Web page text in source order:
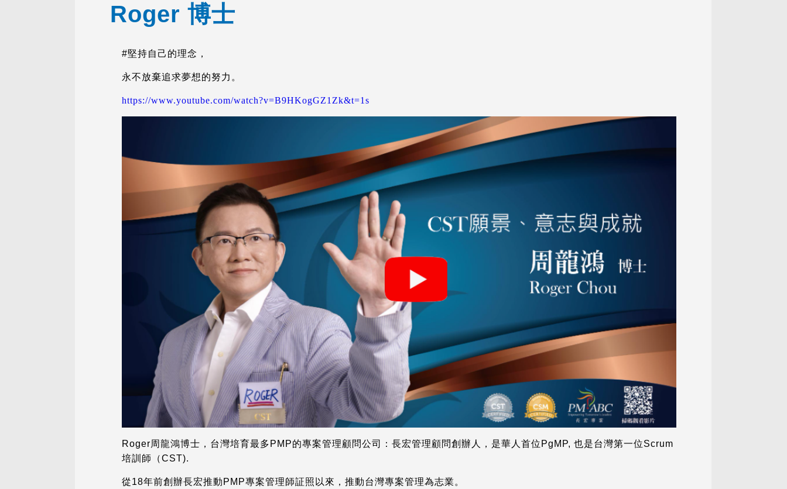
Roger 博士
#堅持自己的理念，
永不放棄追求夢想的努力。
https://www.youtube.com/watch?v=B9HKogGZ1Zk&t=1s
Roger周龍鴻博士，台灣培育最多PMP的專案管理顧問公司：長宏管理顧問創辦人，是華人首位PgMP, 也是台灣第一位Scrum
培訓師（CST).
從18年前創辦長宏推動PMP專案管理師証照以來，推動台灣專案管理為志業。